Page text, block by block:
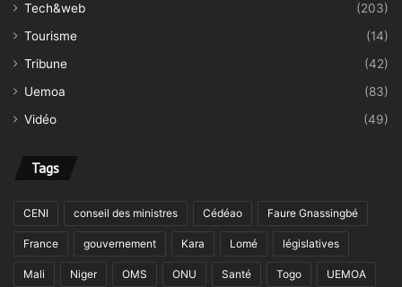
Tech&web
(203)
Tourisme
(14)
Tribune
(42)
Uemoa
(83)
Vidéo
(49)
Tags
CENI conseil des ministres Cédéao Faure Gnassingbé
France gouvernement Kara Lomé législatives
Mali Niger OMS ONU Santé Togo UEMOA